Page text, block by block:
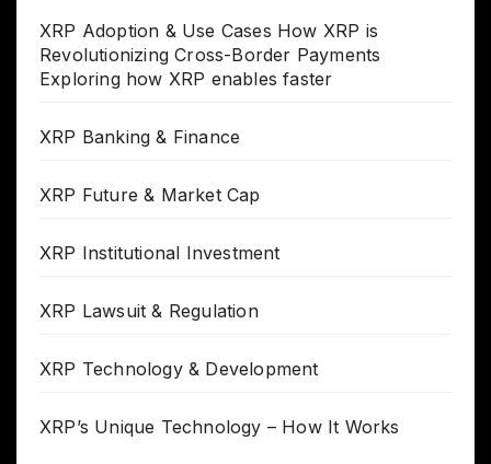
XRP Adoption & Use Cases How XRP is
Revolutionizing Cross-Border Payments
Exploring how XRP enables faster
XRP Banking & Finance
XRP Future & Market Cap
XRP Institutional Investment
XRP Lawsuit & Regulation
XRP Technology & Development
XRP’s Unique Technology – How It Works